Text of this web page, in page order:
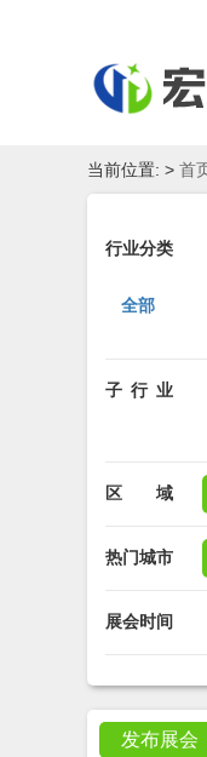
当前位置: > 首
行业分类
全部
子 行 业
区 域
热门城市
展会时间
发布展会